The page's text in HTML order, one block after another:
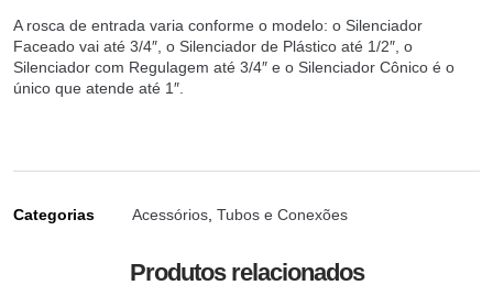
A rosca de entrada varia conforme o modelo: o Silenciador
Faceado vai até 3/4″, o Silenciador de Plástico até 1/2″, o
Silenciador com Regulagem até 3/4″ e o Silenciador Cônico é o
único que atende até 1″.
Categorias Acessórios Tubos e Conexões
Produtos relacionados